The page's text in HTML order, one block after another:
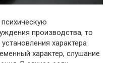
производства, то
характера
характер, слушание